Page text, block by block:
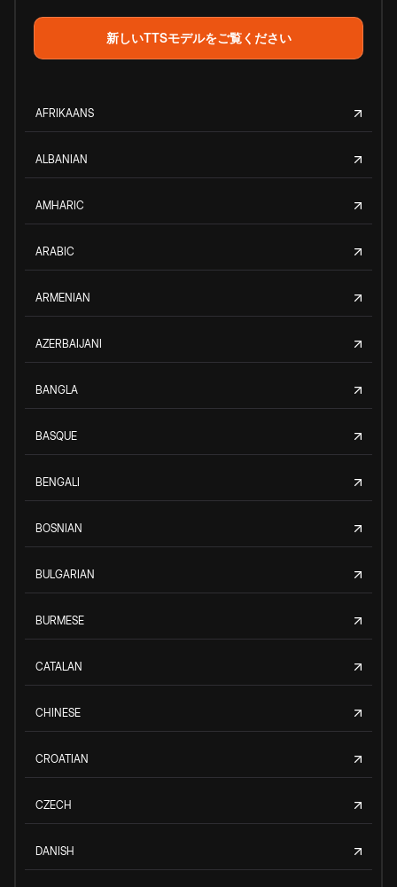
新しいTTSモデルをご覧ください
AFRIKAANS
ALBANIAN
AMHARIC
ARABIC
ARMENIAN
AZERBAIJANI
BANGLA
BASQUE
BENGALI
BOSNIAN
BULGARIAN
BURMESE
CATALAN
CHINESE
CROATIAN
CZECH
DANISH